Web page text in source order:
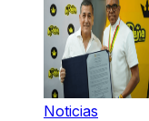
Noticias